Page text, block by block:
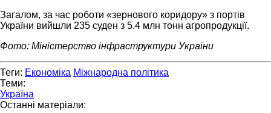
Загалом, за час роботи «зернового коридору» з портів
України вийшли 235 суден з 5.4 млн тонн агропродукції.
Фото: Міністерство інфраструктури України
Теги: Економіка Міжнародна політика
Теми:
Україна
Останні матеріали: